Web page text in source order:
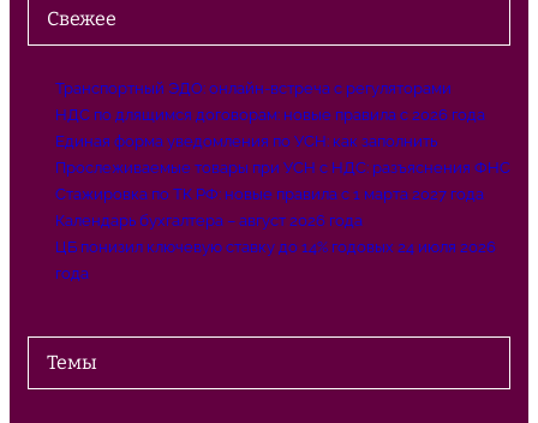
Свежее
Транспортный ЭДО: онлайн-встреча с регуляторами
НДС по длящимся договорам: новые правила с 2026 года
Единая форма уведомления по УСН: как заполнить
Прослеживаемые товары при УСН с НДС: разъяснения ФНС
Стажировка по ТК РФ: новые правила с 1 марта 2027 года
Календарь бухгалтера – август 2026 года
ЦБ понизил ключевую ставку до 14% годовых 24 июля 2026
года
Темы